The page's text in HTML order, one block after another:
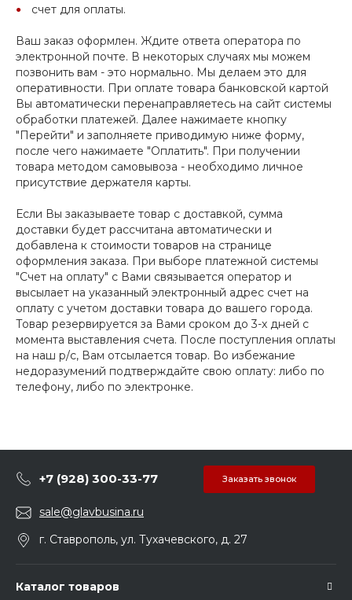
счет для оплаты.
Ваш заказ оформлен. Ждите ответа оператора по
электронной почте. В некоторых случаях мы можем
позвонить вам - это нормально. Мы делаем это для
оперативности. При оплате товара банковской картой
Вы автоматически перенаправляетесь на сайт системы
обработки платежей. Далее нажимаете кнопку
"Перейти" и заполняете приводимую ниже форму,
после чего нажимаете "Оплатить". При получении
товара методом самовывоза - необходимо личное
присутствие держателя карты.
Если Вы заказываете товар с доставкой, сумма
доставки будет рассчитана автоматически и
добавлена к стоимости товаров на странице
оформления заказа. При выборе платежной системы
"Счет на оплату" с Вами связывается оператор и
высылает на указанный электронный адрес счет на
оплату с учетом доставки товара до вашего города.
Товар резервируется за Вами сроком до 3-х дней с
момента выставления счета. После поступления оплаты
на наш р/с, Вам отсылается товар. Во избежание
недоразумений подтверждайте свою оплату: либо по
телефону, либо по электронке.
+7 (928) 300-33-77 Заказать звонок
sale@glavbusina.ru
г. Ставрополь, ул. Тухачевского, д. 27
Каталог товаров